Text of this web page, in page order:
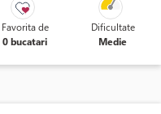
Favorita de
0 bucatari
Dificultate
Medie